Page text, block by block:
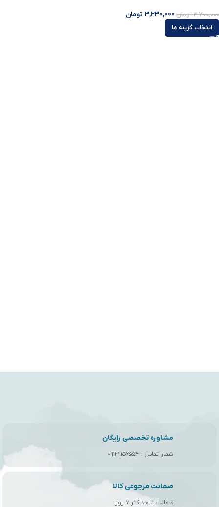
3,700,000 تومان 3,330,000 تومان
انتخاب گزینه ها
مشاوره تخصصی رایگان
شمار تماس : ۰۹۱۲۹۱۵۶۵۵۴
ضمانت مرجوعی کالا
ضمانت تا حداکثر ۷ روز